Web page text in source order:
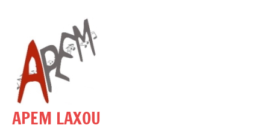
contenu
APEM LAXOU